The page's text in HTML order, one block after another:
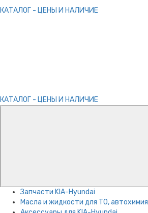
КАТАЛОГ - ЦЕНЫ И НАЛИЧИЕ
КАТАЛОГ - ЦЕНЫ И НАЛИЧИЕ
Запчасти KIA-Hyundai
Масла и жидкости для ТО, автохимия